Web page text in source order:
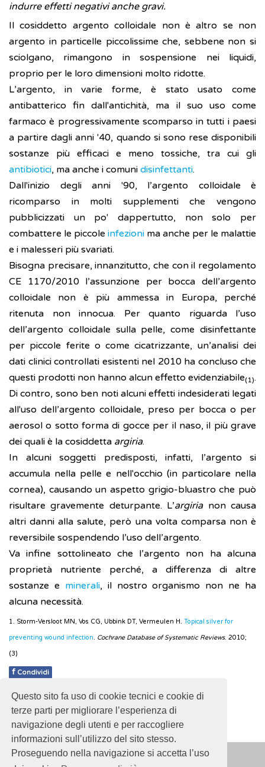
Questo sito fa uso di cookie tecnici e cookie di
terze parti per migliorare l’esperienza di
navigazione degli utenti e per raccogliere
informazioni sull’utilizzo del sito stesso.
Proseguendo nella navigazione si accetta l’uso
indurre effetti negativi anche gravi.
Il cosiddetto argento colloidale non è altro se non
argento in particelle piccolissime che, sebbene non si
sciolgano, rimangono in sospensione nei liquidi,
proprio per le loro dimensioni molto ridotte.
L’argento, in varie forme, è stato usato come
antibatterico fin dall'antichità, ma il suo uso come
farmaco è progressivamente scomparso in tutti i paesi
a partire dagli anni '40, quando si sono rese disponibili
sostanze più efficaci e meno tossiche, tra cui gli
antibiotici, ma anche i comuni disinfettanti.
Dall'inizio degli anni '90, l’argento colloidale è
ricomparso in molti supplementi che vengono
pubblicizzati un po' dappertutto, non solo per
combattere le piccole infezioni ma anche per le malattie
e i malesseri più svariati.
Bisogna precisare, innanzitutto, che con il regolamento
CE 1170/2010 l’assunzione per bocca dell’argento
colloidale non è più ammessa in Europa, perché
ritenuta non innocua. Per quanto riguarda l’uso
dell’argento colloidale sulla pelle, come disinfettante
per piccole ferite o come cicatrizzante, un’analisi dei
dati clinici controllati esistenti nel 2010 ha concluso che
questi prodotti non hanno alcun effetto evidenziabile(1).
Di contro, sono ben noti alcuni effetti indesiderati legati
all'uso dell’argento colloidale, preso per bocca o per
aerosol o sotto forma di gocce per il naso, il più grave
dei quali è la cosiddetta argiria.
In alcuni soggetti predisposti, infatti, l’argento si
accumula nella pelle e nell'occhio (in particolare nella
cornea), causando un aspetto grigio-bluastro che può
risultare gravemente deturpante. L’argirianon causa
altri danni alla salute, però una volta comparsa non è
reversibile sospendendo l’uso dell’argento.
Va infine sottolineato che l’argento non ha alcuna
proprietà nutriente perché, a differenza di altre
sostanze e minerali, il nostro organismo non ne ha
alcuna necessità.
1. Storm-Versloot MN, Vos CG, Ubbink DT, Vermeulen H. Topical silver for
preventing wound infection. Cochrane Database of Systematic Reviews. 2010;
(3)
f Condividi
Pubblicato: 02 Marzo 2018